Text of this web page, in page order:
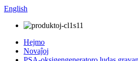
English
Hejmo
Novaĵoj